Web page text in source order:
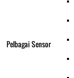
Pelbagai Sensor